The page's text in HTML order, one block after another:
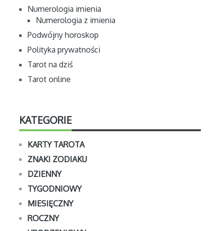
Numerologia imienia
Numerologia z imienia
Podwójny horoskop
Polityka prywatności
Tarot na dziś
Tarot online
KATEGORIE
KARTY TAROTA
ZNAKI ZODIAKU
DZIENNY
TYGODNIOWY
MIESIĘCZNY
ROCZNY